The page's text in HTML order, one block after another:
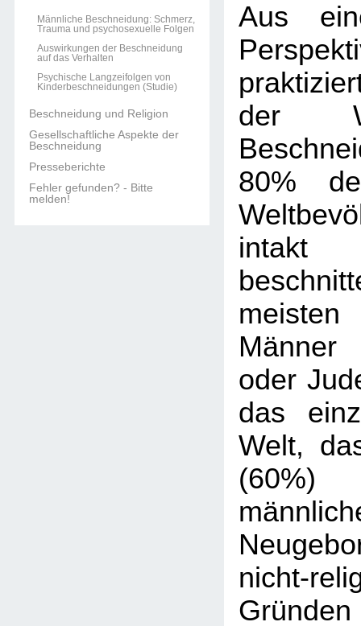
Männliche Beschneidung: Schmerz,
Trauma und psychosexuelle Folgen
Auswirkungen der Beschneidung
auf das Verhalten
Psychische Langzeifolgen von
Kinderbeschneidungen (Studie)
Beschneidung und Religion
Gesellschaftliche Aspekte der
Beschneidung
Presseberichte
Fehler gefunden? - Bitte
melden!
Aus
der
80%
meisten
Männer
oder
das
Welt,
nicht-